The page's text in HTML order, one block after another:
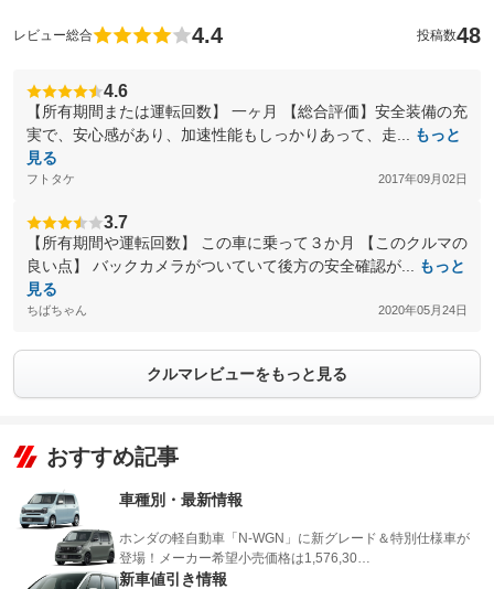
レビュー総合 4.4 投稿数48
4.6
【所有期間または運転回数】 一ヶ月 【総合評価】安全装備の充
実で、安心感があり、加速性能もしっかりあって、走...
もっと
見る
フトタケ 2017年09月02日
3.7
【所有期間や運転回数】 この車に乗って３か月 【このクルマの
良い点】 バックカメラがついていて後方の安全確認が...
もっと
見る
ちばちゃん 2020年05月24日
クルマレビューをもっと見る
おすすめ記事
車種別・最新情報
ホンダの軽自動車「N-WGN」に新グレード＆特別仕様車が
登場！メーカー希望小売価格は1,576,30…
新車値引き情報